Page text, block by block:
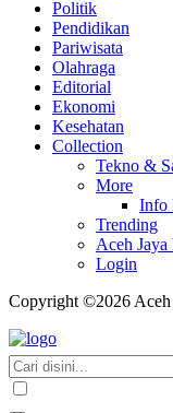
Politik
Pendidikan
Pariwisata
Olahraga
Editorial
Ekonomi
Kesehatan
Collection
Tekno &
More
Info
Trending
Aceh
Login
Copyright ©2026 Aceh